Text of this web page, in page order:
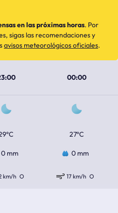
00:00
27ºC
0 mm 0 mm
km/h O 17 km/h O
en las próximas horas. Por
sigas las recomendaciones y
avisos meteorológicos oficiales.